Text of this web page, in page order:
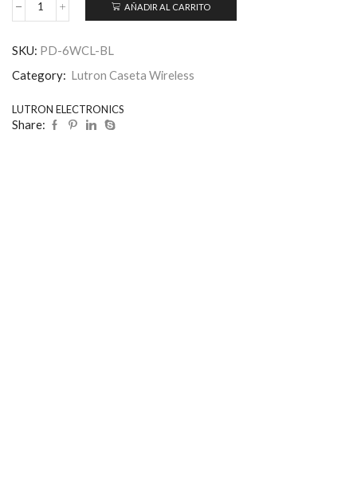
AÑADIR AL CARRITO
SKU: PD-6WCL-BL
Category: Lutron Caseta Wireless
LUTRON ELECTRONICS
Share: